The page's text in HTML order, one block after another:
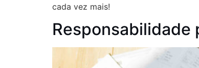
cada vez mais!
Responsabilidade